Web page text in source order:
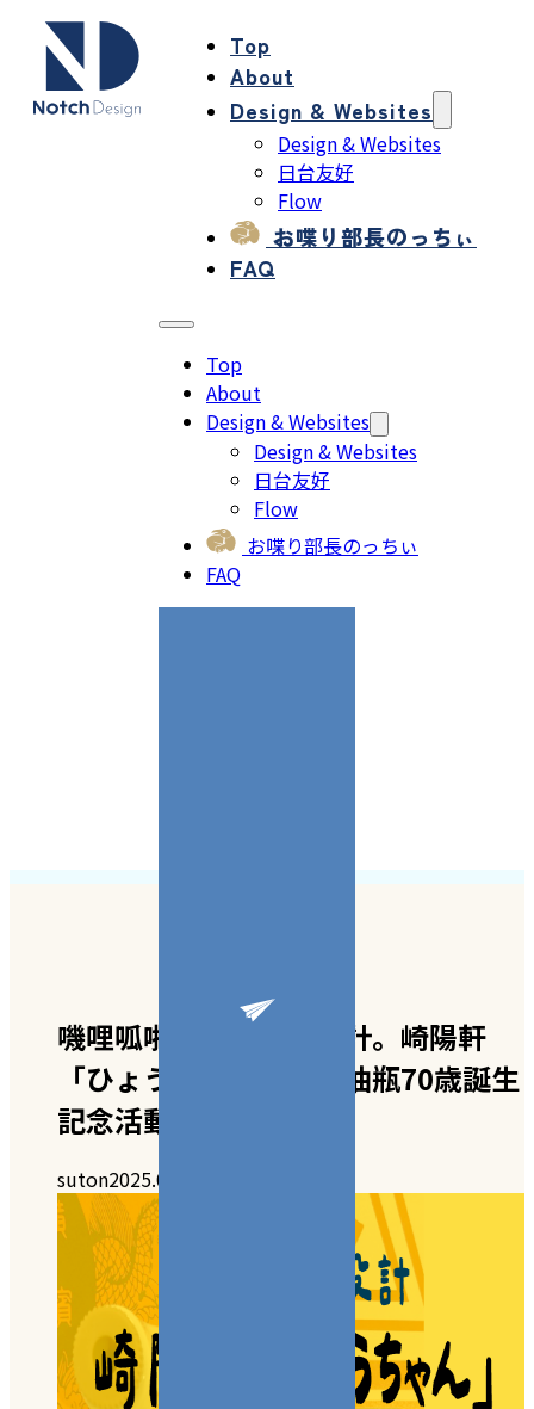
Top
About
Design & Websites
Design & Websites
日台友好
Flow
お喋り部長のっちぃ
FAQ
Top
About
Design & Websites
Design & Websites
日台友好
Flow
お喋り部長のっちぃ
FAQ
嘰哩呱啦聊日本品牌設計。崎陽軒
「ひょうちゃん」小醬油瓶70歳誕生
記念活動！
suton2025.06.23